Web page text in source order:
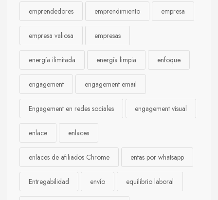
emprendedores emprendimiento empresa
empresa valiosa empresas
energía ilimitada energía limpia enfoque
engagement engagement email
Engagement en redes sociales engagement visual
enlace enlaces
enlaces de afiliados Chrome entas por whatsapp
Entregabilidad envío equilibrio laboral